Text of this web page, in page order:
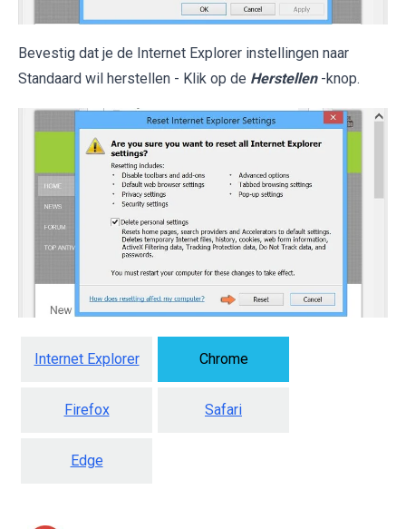
Bevestig dat je de Internet Explorer instellingen naar
Standaard wil herstellen - Klik op de Herstellen -knop.
Internet Explorer Chrome
Firefox Safari
Edge